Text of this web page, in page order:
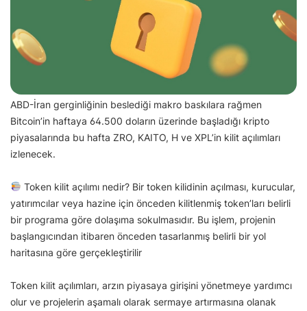
ABD-İran gerginliğinin beslediği makro baskılara rağmen
Bitcoin’in haftaya 64.500 doların üzerinde başladığı kripto
piyasalarında bu hafta ZRO, KAITO, H ve XPL’in kilit açılımları
izlenecek.
Token kilit açılımı nedir? Bir token kilidinin açılması, kurucular,
yatırımcılar veya hazine için önceden kilitlenmiş token’ları belirli
bir programa göre dolaşıma sokulmasıdır. Bu işlem, projenin
başlangıcından itibaren önceden tasarlanmış belirli bir yol
haritasına göre gerçekleştirilir
Token kilit açılımları, arzın piyasaya girişini yönetmeye yardımcı
olur ve projelerin aşamalı olarak sermaye artırmasına olanak